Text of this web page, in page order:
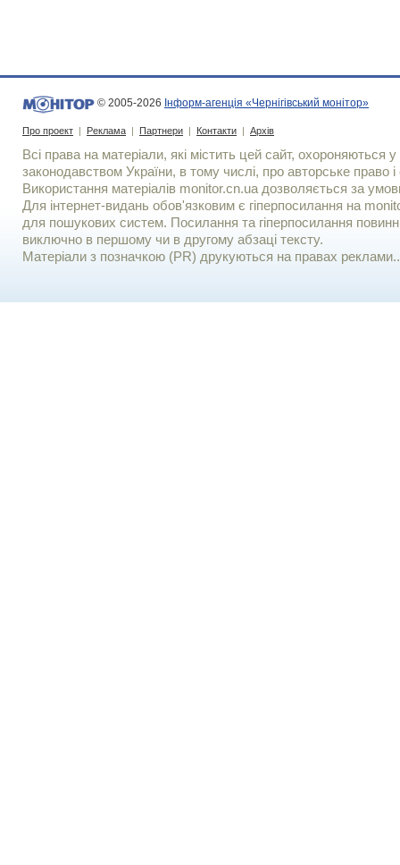
© 2005-2026 Інформ-агенція «Чернігівський монітор»
Про проект | Реклама | Партнери | Контакти | Архів
Всі права на матеріали, які містить цей сайт, охороняються у
законодавством України, в тому числі, про авторське право і
Використання матерiалiв monitor.cn.ua дозволяється за
Для iнтернет-видань обов'язковим є гiперпосилання на
для пошукових систем. Посилання та гіперпосилання
виключно в першому чи в другому абзаці тексту.
Матеріали з позначкою (PR) друкуються на правах реклами..